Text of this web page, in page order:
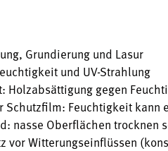
Grundierung und Lasur
und UV-Strahlung
Holzabsättigung gegen
Schutzfilm: Feuchtigkeit kann
nasse Oberflächen trocknen
vor Witterungseinflüssen